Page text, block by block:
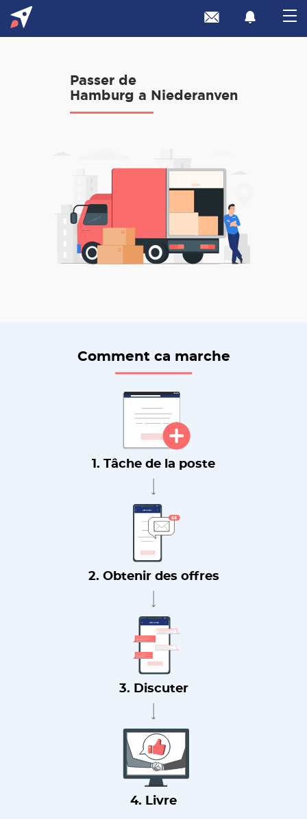
Passer de
Hamburg a Niederanven
Comment ca marche
1. Tâche de la poste
2. Obtenir des offres
3. Discuter
4. Livre